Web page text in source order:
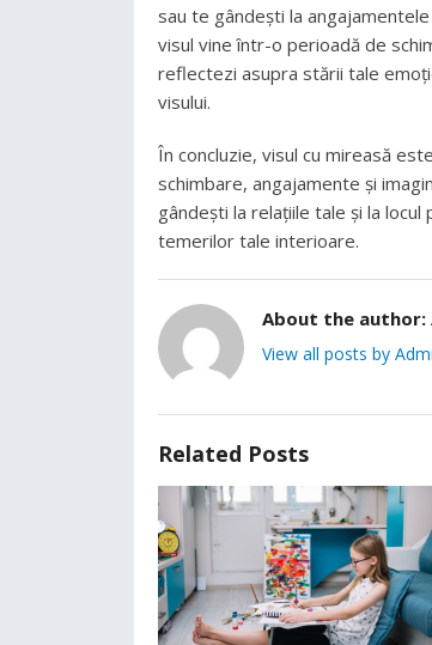
sau te gândești la
visul vine într-o perioadă de
reflectezi asupra stării tale
visului.
În concluzie, visul cu mireasă
schimbare, angajamente și
gândești la relațiile tale și la
temerilor tale interioare.
About the author:
View all posts by
Related Posts